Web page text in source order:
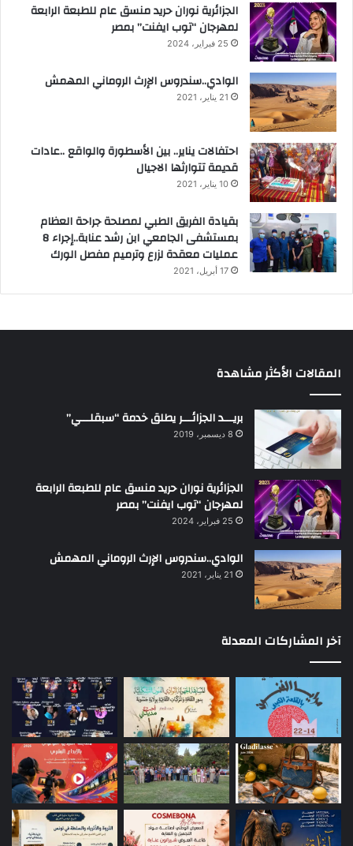
الجزائرية نوران حريد منسق عام للطبعة الرابعة
لمهرجان “توب ايفنت” بمصر
25 فبراير، 2024
الوادي..سندروس الإرث الروماني المهمش
21 يناير، 2021
احتفالات يناير.. بين الأسطورة والواقع ..عادات
قديمة تتوارثها الاجيال
10 يناير، 2021
بقيادة الفريق الطبي لمصلحة جراحة العظام
بمستشفى الجامعي ابن رشد عنابة..إجراء 8
عمليات معقدة لزرع وترميم مفصل الورك
17 أبريل، 2021
المقالات الأكثر مشاهدة
بريـــد الجزائـــر يطلق خدمة “سبقلـــي”
8 ديسمبر، 2019
الجزائرية نوران حريد منسق عام للطبعة الرابعة
لمهرجان “توب ايفنت” بمصر
25 فبراير، 2024
الوادي..سندروس الإرث الروماني المهمش
21 يناير، 2021
آخر المشاركات المعدلة